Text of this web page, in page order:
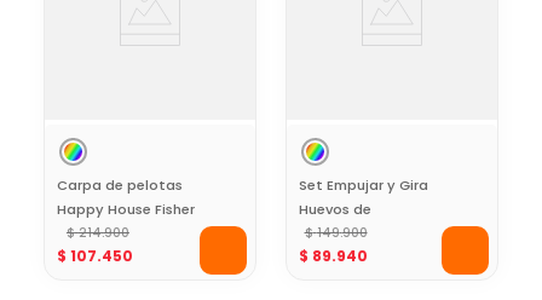
Carpa de pelotas
Happy House Fisher
Price
$ 214.900
$ 107.450
Set Empujar y Gira
Huevos de
Dinosaurios
Jurassic World
$ 149.900
$ 89.940